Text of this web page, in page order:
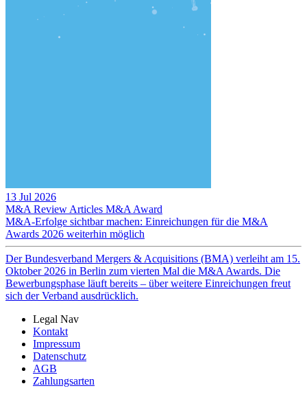
13 Jul 2026
M&A Review Articles M&A Award
M&A-Erfolge sichtbar machen: Einreichungen für die M&A
Awards 2026 weiterhin möglich
Der Bundesverband Mergers & Acquisitions (BMA) verleiht am 15.
Oktober 2026 in Berlin zum vierten Mal die M&A Awards. Die
Bewerbungsphase läuft bereits – über weitere Einreichungen freut
sich der Verband ausdrücklich.
Legal Nav
Kontakt
Impressum
Datenschutz
AGB
Zahlungsarten